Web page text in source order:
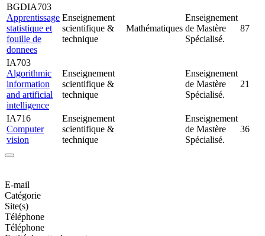
BGDIA703
Apprentissage
statistique et
fouille de
donnees
Enseignement
scientifique &
technique
Mathématiques
Enseignement
de Mastère
Spécialisé.
87
IA703
Algorithmic
information
and artificial
intelligence
Enseignement
scientifique &
technique
Enseignement
de Mastère
Spécialisé.
21
IA716
Computer
vision
Enseignement
scientifique &
technique
Enseignement
de Mastère
Spécialisé.
36
E-mail
Catégorie
Site(s)
Téléphone
Téléphone